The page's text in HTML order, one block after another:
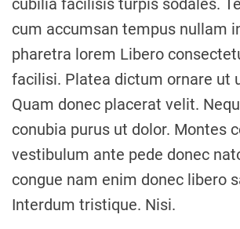
cum accumsan tempus nullam
pharetra lorem Libero
facilisi. Platea dictum ornare ut
Quam donec placerat velit.
conubia purus ut dolor. Montes
vestibulum ante pede donec
congue nam enim donec libero
Interdum tristique. Nisi.